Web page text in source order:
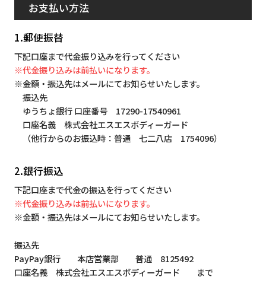
お支払い方法
1.郵便振替
下記口座まで代金振り込みを行ってください
※代金振り込みは前払いになります。
※金額・振込先はメールにてお知らせいたします。
振込先
ゆうちょ銀行 口座番号 17290-17540961
口座名義 株式会社エスエスボディーガード
（他行からのお振込時：普通 七二八店 1754096）
2.銀行振込
下記口座まで代金の振込を行ってください
※代金振り込みは前払いになります。
※金額・振込先はメールにてお知らせいたします。
振込先
PayPay銀行 本店営業部 普通 8125492
口座名義 株式会社エスエスボディーガード まで